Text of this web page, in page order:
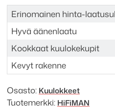
Erinomainen hinta-
Hyvä äänenlaatu
Kookkaat kuulokekupit
Kevyt rakenne
Osasto: Kuulokkeet
Tuotemerkki: HiFiMAN